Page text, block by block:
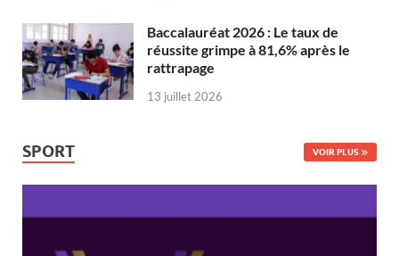
Baccalauréat 2026 : Le taux de
réussite grimpe à 81,6% après le
rattrapage
13 juillet 2026
SPORT VOIR PLUS